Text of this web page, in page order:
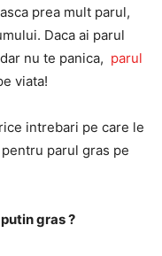
prea mult parul,
Daca ai parul
nu te panica, parul
viata!
intrebari pe care le
parul gras pe
gras ?